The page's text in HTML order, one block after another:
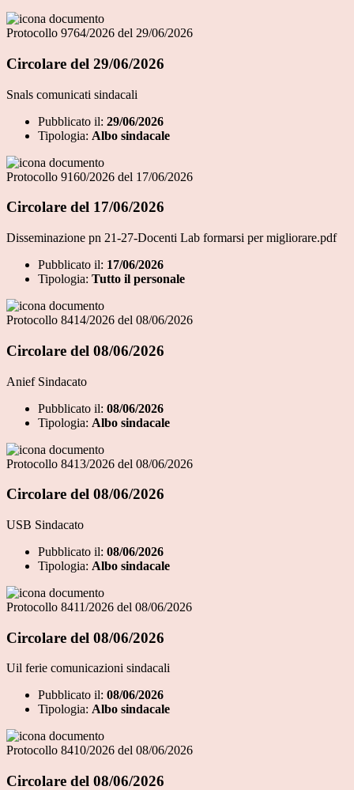
Protocollo 9764/2026 del 29/06/2026
Circolare del 29/06/2026
Snals comunicati sindacali
Pubblicato il: 29/06/2026
Tipologia: Albo sindacale
Protocollo 9160/2026 del 17/06/2026
Circolare del 17/06/2026
Disseminazione pn 21-27-Docenti Lab formarsi per migliorare.pdf
Pubblicato il: 17/06/2026
Tipologia: Tutto il personale
Protocollo 8414/2026 del 08/06/2026
Circolare del 08/06/2026
Anief Sindacato
Pubblicato il: 08/06/2026
Tipologia: Albo sindacale
Protocollo 8413/2026 del 08/06/2026
Circolare del 08/06/2026
USB Sindacato
Pubblicato il: 08/06/2026
Tipologia: Albo sindacale
Protocollo 8411/2026 del 08/06/2026
Circolare del 08/06/2026
Uil ferie comunicazioni sindacali
Pubblicato il: 08/06/2026
Tipologia: Albo sindacale
Protocollo 8410/2026 del 08/06/2026
Circolare del 08/06/2026